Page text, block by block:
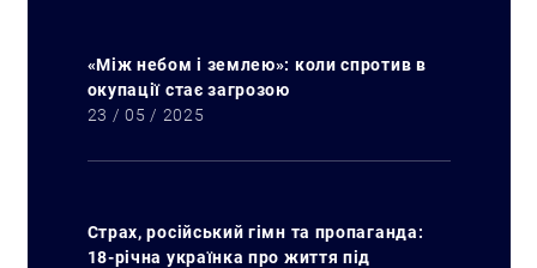
«Між небом і землею»: коли спротив в
окупації стає загрозою
23 / 05 / 2025
Страх, російський гімн та пропаганда:
18-річна українка про життя під